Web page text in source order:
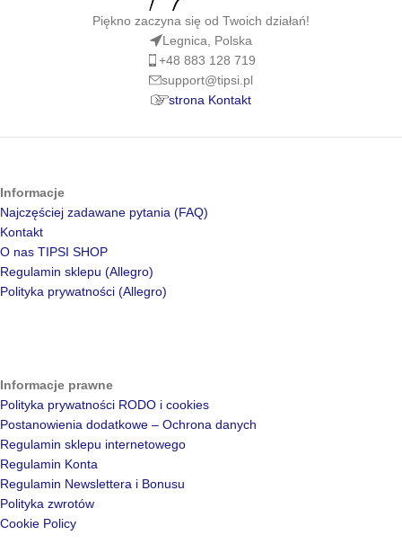
Piękno zaczyna się od Twoich działań!
Legnica, Polska
+48 883 128 719
support@tipsi.pl
strona Kontakt
Informacje
Najczęściej zadawane pytania (FAQ)
Kontakt
O nas TIPSI SHOP
Regulamin sklepu (Allegro)
Polityka prywatności (Allegro)
Informacje prawne
Polityka prywatności RODO i cookies
Postanowienia dodatkowe – Ochrona danych
Regulamin sklepu internetowego
Regulamin Konta
Regulamin Newslettera i Bonusu
Polityka zwrotów
Cookie Policy